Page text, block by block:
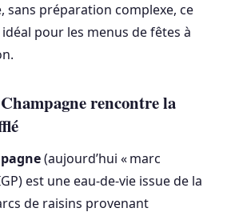
sans préparation complexe, ce
pour les menus de fêtes à
rencontre la
(aujourd’hui « marc
est une eau-de-vie issue de la
de raisins provenant